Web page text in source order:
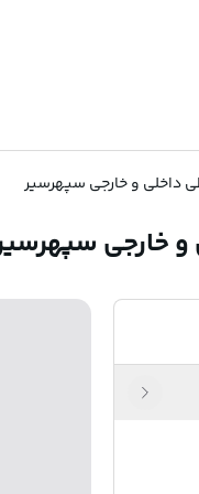
داخلی و خارجی سپهرسیر
و خارجی